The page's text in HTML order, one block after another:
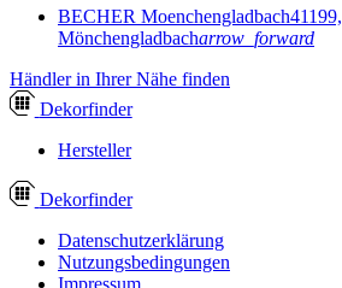
BECHER Moenchengladbach41199,
Mönchengladbacharrow_forward
Händler in Ihrer Nähe finden
Dekorfinder
Hersteller
Dekorfinder
Datenschutzerklärung
Nutzungsbedingungen